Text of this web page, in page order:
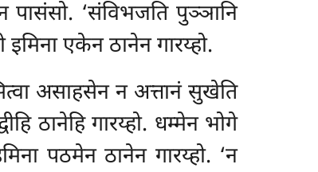
पासंसो. ‘संविभजति पुञ्ञानि
एकेन ठानेन गारय्हो.
असाहसेन न अत्तानं सुखेति
ठानेहि गारय्हो. धम्मेन भोगे
पठमेन ठानेन गारय्हो. ‘न